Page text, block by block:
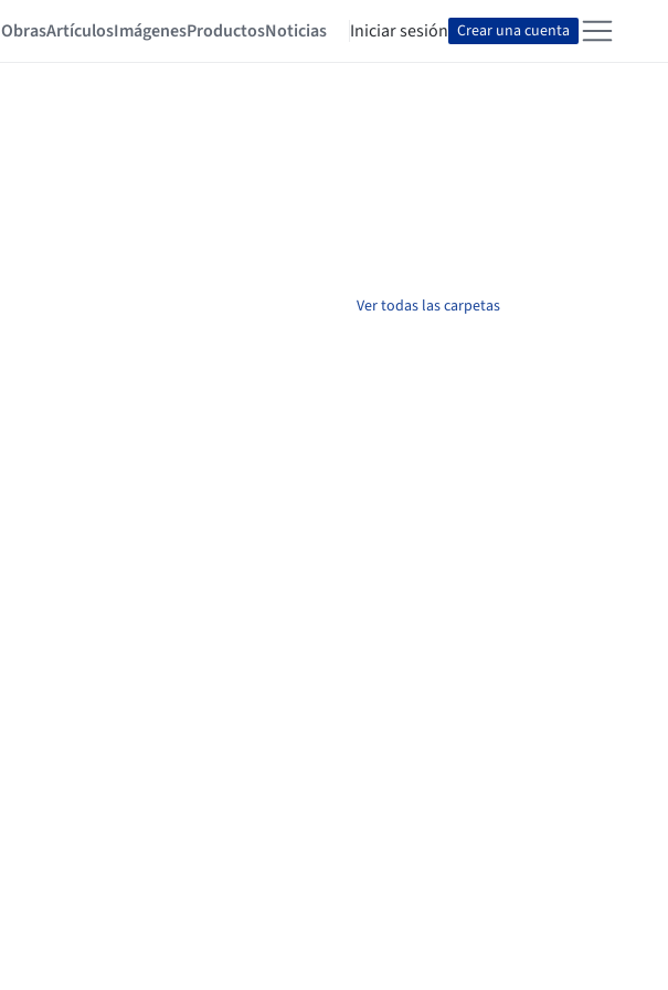
ObrasArtículosImágenesProductosNoticias Iniciar sesión Crear una cuenta
Ver todas las carpetas